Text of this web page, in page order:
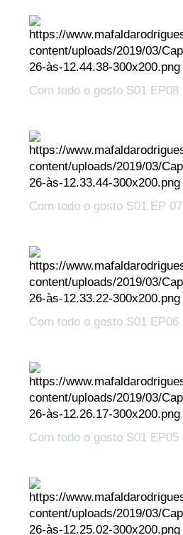
Com todo o gosto S01 EP08
Com todo o gosto S01 EP 07
Com todo o gosto S01 EP06
Com todo o gosto S01 EP05